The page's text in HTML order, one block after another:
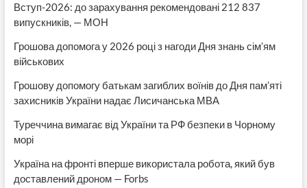
Вступ-2026: до зарахування рекомендовані 212 837
випускників, — МОН
Грошова допомога у 2026 році з нагоди Дня знань сім’ям
військових
Грошову допомогу батькам загиблих воїнів до Дня пам’яті
захисників України надає Лисичанська МВА
Туреччина вимагає від України та РФ безпеки в Чорному
морі
Україна на фронті вперше використала робота, який був
доставлений дроном — Forbs